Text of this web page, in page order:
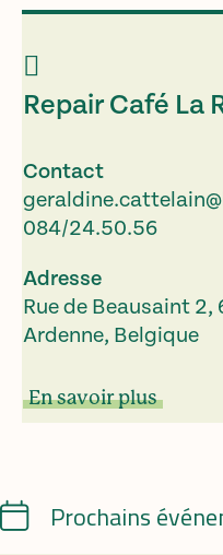
Repair Café La
Contact
084/24.50.56
Adresse
Rue de Beausaint 2,
Ardenne, Belgique
En savoir plus
CalendrierProchains